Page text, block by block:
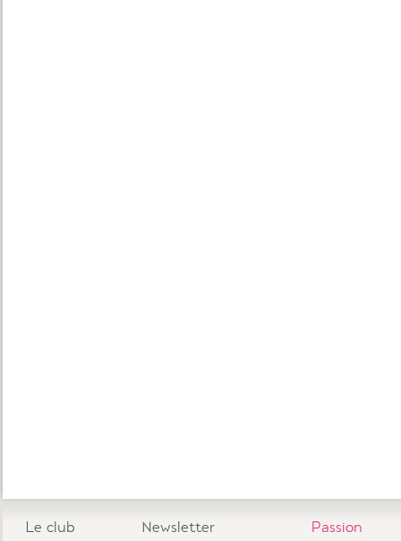
Le club Newsletter Passion